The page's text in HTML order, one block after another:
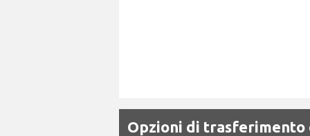
Opzioni di trasferimento